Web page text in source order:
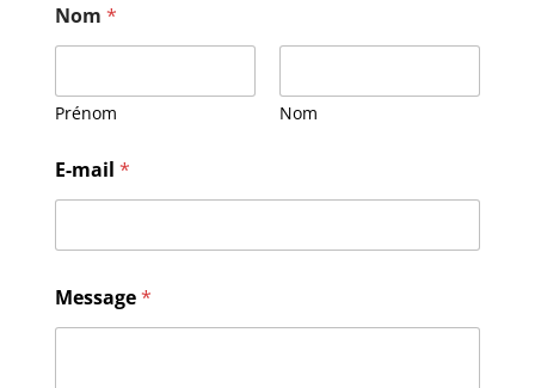
Nom *
Prénom Nom
E-mail *
o
m
Message*